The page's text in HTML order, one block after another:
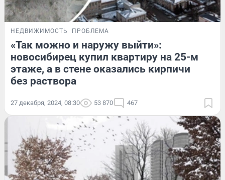
НЕДВИЖИМОСТЬ ПРОБЛЕМА
«Так можно и наружу выйти»:
новосибирец купил квартиру на 25-м
этаже, а в стене оказались кирпичи
без раствора
27 декабря, 2024, 08:30 53 870 467